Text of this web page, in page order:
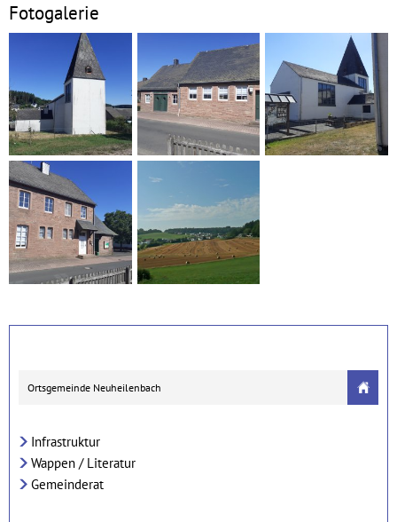
Fotogalerie
Ortsgemeinde Neuheilenbach
Infrastruktur
Wappen / Literatur
Gemeinderat